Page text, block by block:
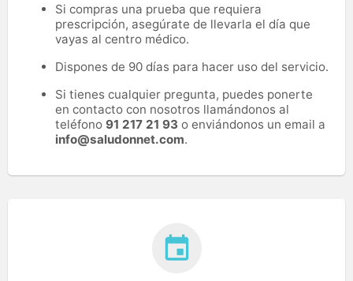
Si compras una prueba que requiera
prescripción, asegúrate de llevarla el día que
vayas al centro médico.
Dispones de 90 días para hacer uso del servicio.
Si tienes cualquier pregunta, puedes ponerte
en contacto con nosotros llamándonos al
teléfono 91 217 21 93 o enviándonos un email a
info@saludonnet.com.